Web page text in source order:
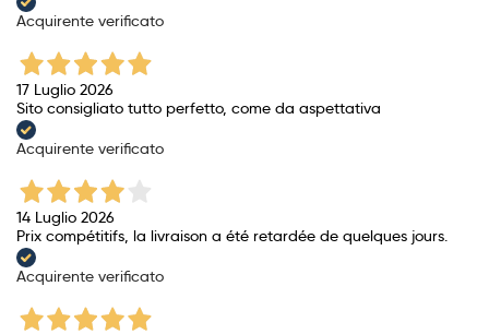
Acquirente verificato
17 Luglio 2026
Sito consigliato tutto perfetto, come da aspettativa
Acquirente verificato
14 Luglio 2026
Prix ​​compétitifs, la livraison a été retardée de quelques jours.
Acquirente verificato